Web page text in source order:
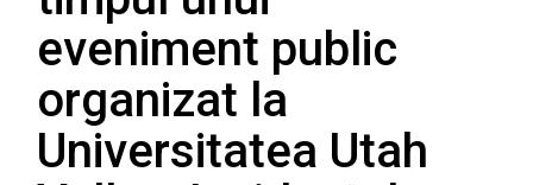
eveniment public
organizat la
Universitatea Utah